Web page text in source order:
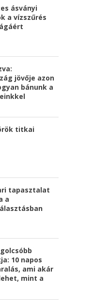
ásványi
a vízszűrés
jövője azon
bánunk a
titkai
tapasztalat
a
10 napos
ami akár
mint a